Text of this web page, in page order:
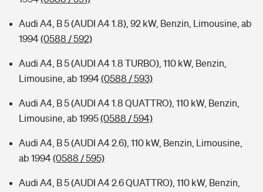
Sie haben Fragen?
Zur Übersicht
Tools
Kinderunfall-Check: Mehr Sicherheit für deine Kids
Sie haben Fragen?
Audi A4, B 5 (AUDI A4 1.8), 92 kW, Benzin, Limousine, ab
1994(0588 / 592)
Audi A4, B 5 (AUDI A4 1.8 TURBO), 110 kW, Benzin,
Limousine, ab 1994(0588 / 593)
Audi A4, B 5 (AUDI A4 1.8 QUATTRO), 110 kW, Benzin,
Limousine, ab 1995(0588 / 594)
Audi A4, B 5 (AUDI A4 2.6), 110 kW, Benzin, Limousine,
ab 1994(0588 / 595)
Audi A4, B 5 (AUDI A4 2.6 QUATTRO), 110 kW, Benzin,